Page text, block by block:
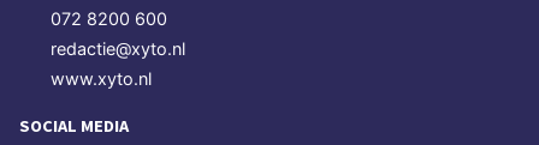
072 8200 600
redactie@xyto.nl
www.xyto.nl
SOCIAL MEDIA